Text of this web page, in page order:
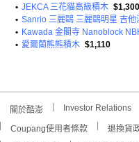
• JEKCA 三花貓高級積木 $1,300
• Sanrio 三麗鷗 三麗鷗明星 吉
• Kawada 金閣寺 Nanoblock
• 愛爾蘭熊熊積木 $1,110
關於酷澎 Investor Relations
Coupang使用者條款
退換貨